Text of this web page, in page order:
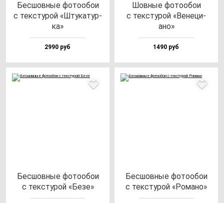
Бес­шов­ные фо­то­обои
с тек­сту­рой «Шту­ка­тур­
ка»
2990 руб
Шов­ные фо­то­обои
с тек­сту­рой «Вене­ци­
ано»
1490 руб
Бес­шов­ные фо­то­обои
с тек­сту­рой «Безе»
Бес­шов­ные фо­то­обои
с тек­сту­рой «Рома­но»